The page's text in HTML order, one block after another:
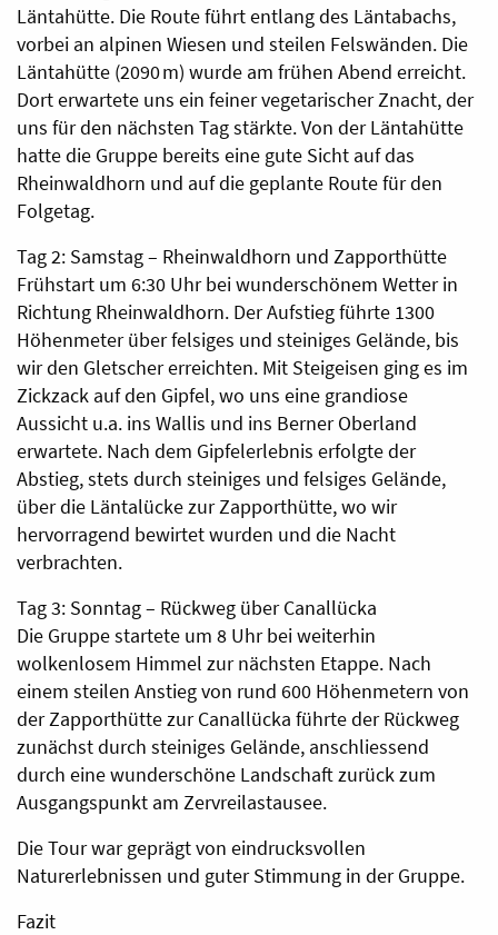
Läntahütte. Die Route führt entlang des Läntabachs,
vorbei an alpinen Wiesen und steilen Felswänden. Die
Läntahütte (2090 m) wurde am frühen Abend erreicht.
Dort erwartete uns ein feiner vegetarischer Znacht, der
uns für den nächsten Tag stärkte. Von der Läntahütte
hatte die Gruppe bereits eine gute Sicht auf das
Rheinwaldhorn und auf die geplante Route für den
Folgetag.
Tag 2: Samstag – Rheinwaldhorn und Zapporthütte
Frühstart um 6:30 Uhr bei wunderschönem Wetter in
Richtung Rheinwaldhorn. Der Aufstieg führte 1300
Höhenmeter über felsiges und steiniges Gelände, bis
wir den Gletscher erreichten. Mit Steigeisen ging es im
Zickzack auf den Gipfel, wo uns eine grandiose
Aussicht u.a. ins Wallis und ins Berner Oberland
erwartete. Nach dem Gipfelerlebnis erfolgte der
Abstieg, stets durch steiniges und felsiges Gelände,
über die Läntalücke zur Zapporthütte, wo wir
hervorragend bewirtet wurden und die Nacht
verbrachten.
Tag 3: Sonntag – Rückweg über Canallücka
Die Gruppe startete um 8 Uhr bei weiterhin
wolkenlosem Himmel zur nächsten Etappe. Nach
einem steilen Anstieg von rund 600 Höhenmetern von
der Zapporthütte zur Canallücka führte der Rückweg
zunächst durch steiniges Gelände, anschliessend
durch eine wunderschöne Landschaft zurück zum
Ausgangspunkt am Zervreilastausee.
Die Tour war geprägt von eindrucksvollen
Naturerlebnissen und guter Stimmung in der Gruppe.
Fazit